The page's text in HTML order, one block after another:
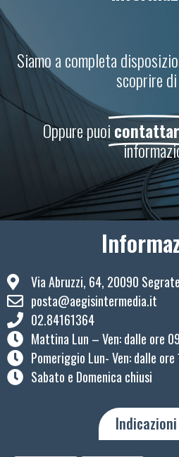
Siamo a completa
scoprire
Oppure puoi
Via Abruzzi, 64, 20090
posta@aegisintermedia.it
02.84161364
Mattina Lun – Ven: ​dalle ore
Pomeriggio Lun- Ven: dalle
Sabato e Domenica chiusi
Indicazioni